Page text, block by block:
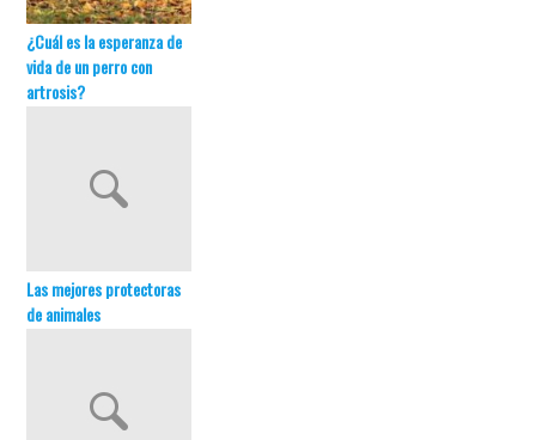
¿Cuál es la esperanza de
vida de un perro con
artrosis?
Las mejores protectoras
de animales